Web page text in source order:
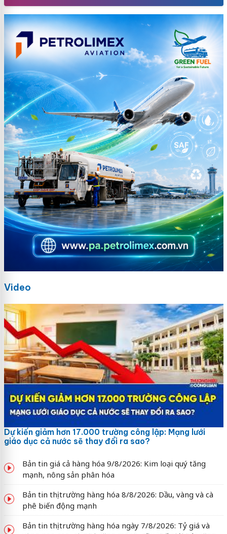
Video
Dự kiến giảm hơn 17.000 trường công lập: Mạng lưới
giáo dục cả nước sẽ thay đổi ra sao?
Bản tin giá cả hàng hóa 9/8/2026: Kim loại quý tăng
mạnh, nông sản phân hóa
Bản tin thị trường hàng hóa 8/8/2026: Dầu, vàng và cà
phê biến động mạnh
Bản tin thị trường hàng hóa ngày 7/8/2026: Tỷ giá và